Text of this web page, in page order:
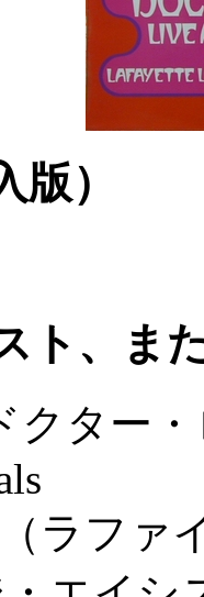
）
ト、ま
クター
（ラファ